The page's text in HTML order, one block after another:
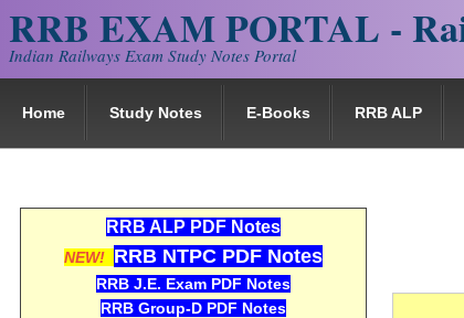
RRB EXAM PORTAL -
Indian Railways Exam Study Notes Portal
Home Study Notes E-Books RRB ALP
RRB ALP PDF Notes
NEW! RRB NTPC PDF Notes
RRB J.E. Exam PDF Notes
RRB Group-D PDF Notes